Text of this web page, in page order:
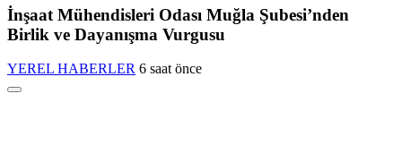
İnşaat Mühendisleri Odası Muğla Şubesi’nden
Birlik ve Dayanışma Vurgusu
YEREL HABERLER 6 saat önce